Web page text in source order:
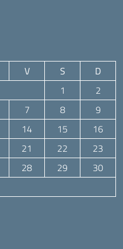
V S
D
1
2
7 8
9
14 15
16
21 22
23
28 29
30